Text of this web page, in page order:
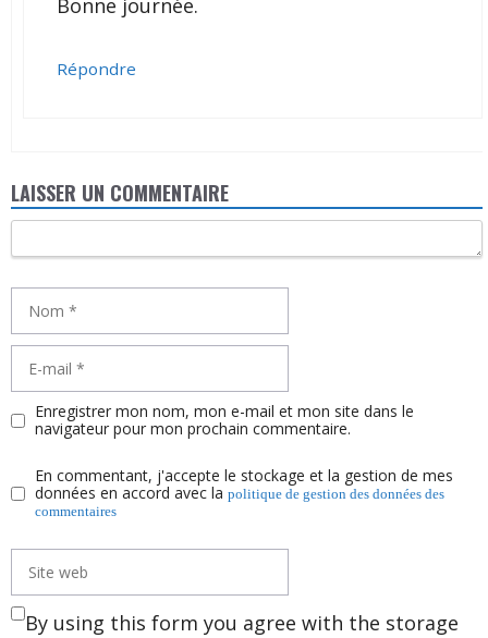
Bonne journée.
Répondre
LAISSER UN COMMENTAIRE
Nom
mail
Enregistrer mon nom, mon e-mail et mon site dans le
navigateur pour mon prochain commentaire.
En commentant, j'accepte le stockage et la gestion de mes
données en accord avec la politique de gestion des données des
commentaires
Site
web
By using this form you agree with the storage